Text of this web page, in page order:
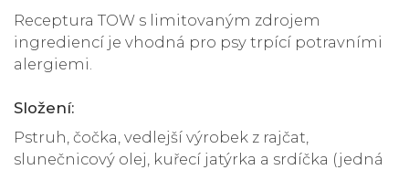
Receptura TOW s limitovaným zdrojem
ingrediencí je vhodná pro psy trpící potravními
alergiemi.
Složení:
Pstruh, čočka, vedlejší výrobek z rajčat,
slunečnicový olej, kuřecí jatýrka a srdíčka (jedná